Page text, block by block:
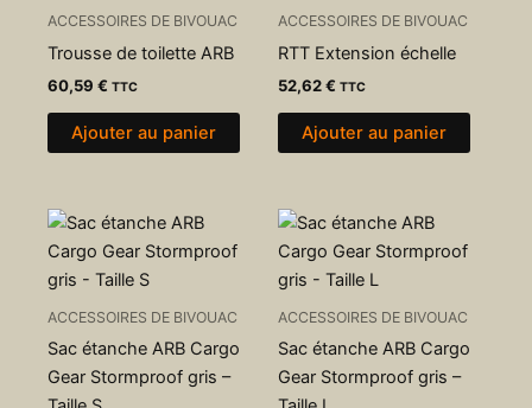
ACCESSOIRES DE BIVOUAC
Trousse de toilette ARB
60,59 € TTC
Ajouter au panier
ACCESSOIRES DE BIVOUAC
RTT Extension échelle
52,62€ TTC
Ajouter au panier
ACCESSOIRES DE BIVOUAC
Sac étanche ARB Cargo
Gear Stormproof gris –
ACCESSOIRES DE BIVOUAC
Sac étanche ARB Cargo
Gear Stormproof gris –